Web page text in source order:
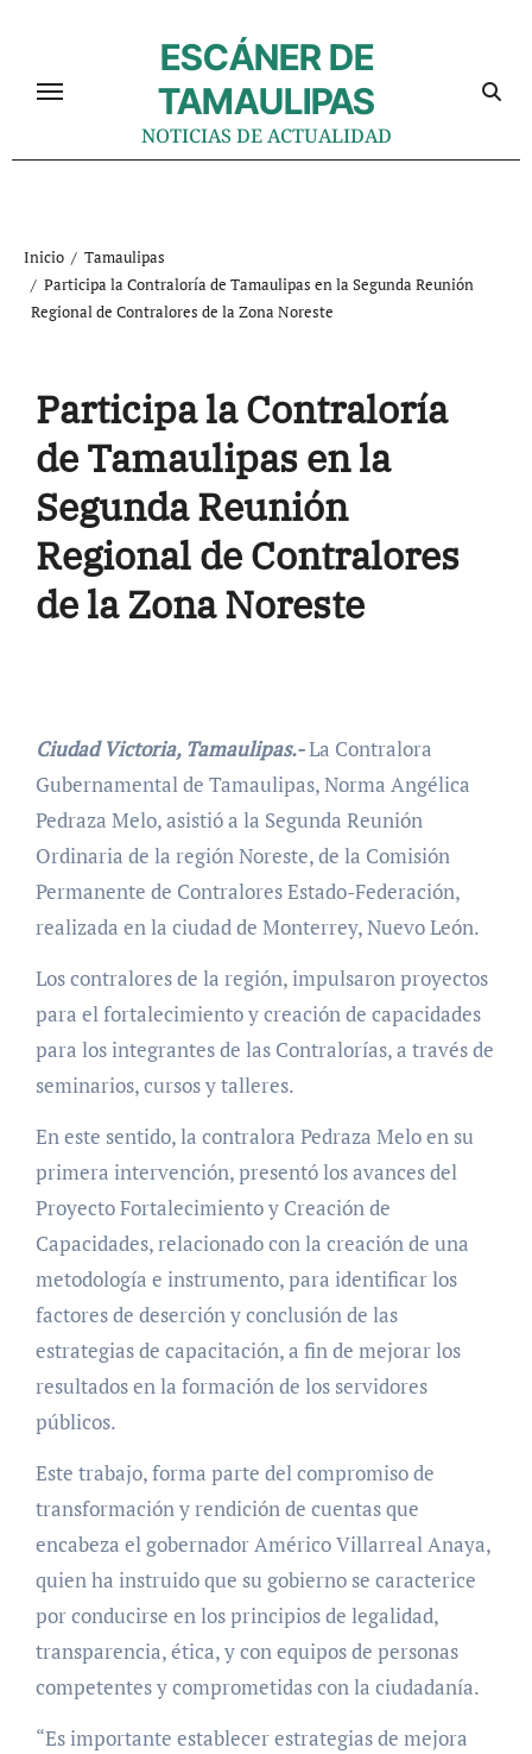
contenido
ESCÁNER DE
TAMAULIPAS
NOTICIAS DE ACTUALIDAD
Inicio
Tamaulipas
Participa la Contraloría de Tamaulipas en la Segunda Reunión
Regional de Contralores de la Zona Noreste
Participa la Contraloría
de Tamaulipas en la
Segunda Reunión
Regional de Contralores
de la Zona Noreste
Ciudad Victoria, Tamaulipas.-La Contralora
Gubernamental de Tamaulipas, Norma Angélica
Pedraza Melo, asistió a la Segunda Reunión
Ordinaria de la región Noreste, de la Comisión
Permanente de Contralores Estado-Federación,
realizada en la ciudad de Monterrey, Nuevo León.
Los contralores de la región, impulsaron proyectos
para el fortalecimiento y creación de capacidades
para los integrantes de las Contralorías, a través de
seminarios, cursos y talleres.
En este sentido, la contralora Pedraza Melo en su
primera intervención, presentó los avances del
Proyecto Fortalecimiento y Creación de
Capacidades, relacionado con la creación de una
metodología e instrumento, para identificar los
factores de deserción y conclusión de las
estrategias de capacitación, a fin de mejorar los
resultados en la formación de los servidores
públicos.
Este trabajo, forma parte del compromiso de
transformación y rendición de cuentas que
encabeza el gobernador Américo Villarreal Anaya,
quien ha instruido que su gobierno se caracterice
por conducirse en los principios de legalidad,
transparencia, ética, y con equipos de personas
competentes y comprometidas con la ciudadanía.
“Es importante establecer estrategias de mejora